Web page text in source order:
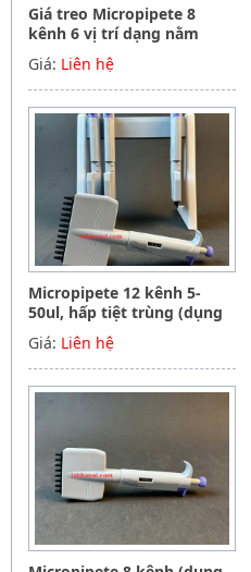
Giá treo Micropipete 8
kênh 6 vị trí dạng nằm
ngang, Hãng Phoenix
instrument Germany
Giá: Liên hệ
Micropipete 12 kênh 5-
50ul, hấp tiệt trùng (dụng
cụ hút mẫu, chất lỏng),
Hãng Phoenix instrument
Germany
Giá: Liên hệ